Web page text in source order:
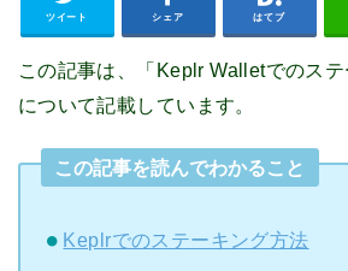
ツイート シェア はてブ
この記事は、「Keplr Walletでのステ
について記載しています。
この記事を読んでわかること
Keplrでのステーキング方法